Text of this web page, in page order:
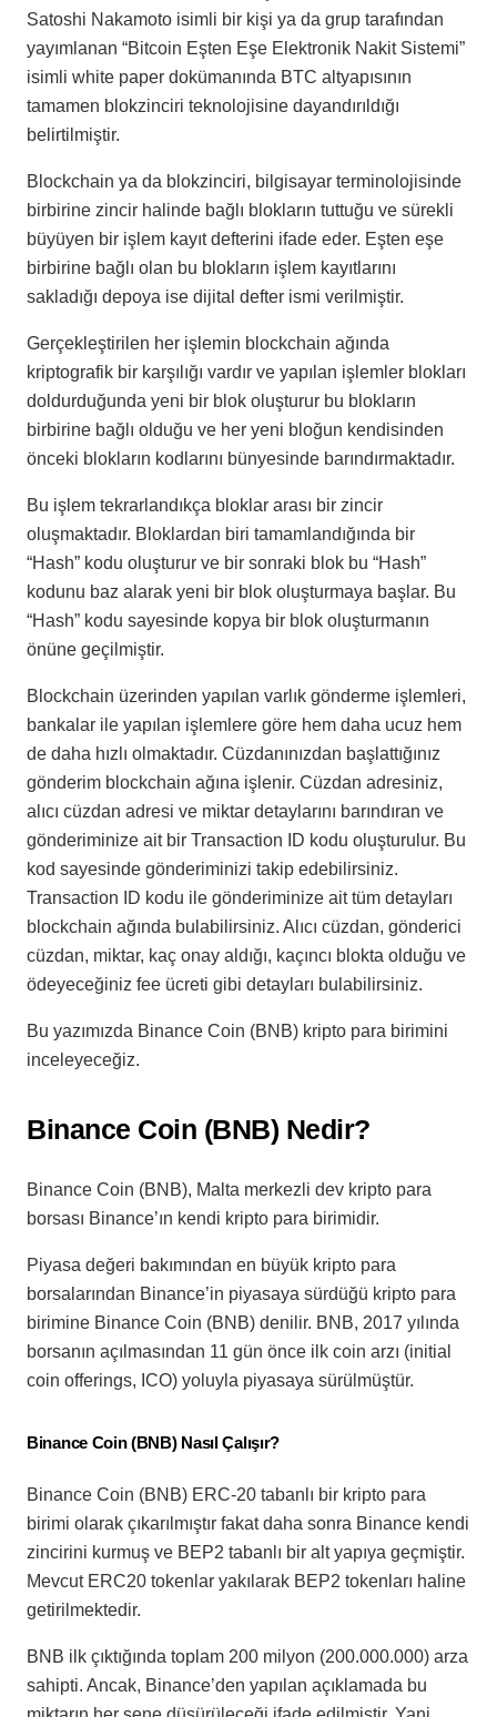
Satoshi Nakamoto isimli bir kişi ya da grup tarafından
yayımlanan “Bitcoin Eşten Eşe Elektronik Nakit Sistemi”
isimli white paper dokümanında BTC altyapısının
tamamen blokzinciri teknolojisine dayandırıldığı
belirtilmiştir.
Blockchain ya da blokzinciri, bilgisayar terminolojisinde
birbirine zincir halinde bağlı blokların tuttuğu ve sürekli
büyüyen bir işlem kayıt defterini ifade eder. Eşten eşe
birbirine bağlı olan bu blokların işlem kayıtlarını
sakladığı depoya ise dijital defter ismi verilmiştir.
Gerçekleştirilen her işlemin blockchain ağında
kriptografik bir karşılığı vardır ve yapılan işlemler blokları
doldurduğunda yeni bir blok oluşturur bu blokların
birbirine bağlı olduğu ve her yeni bloğun kendisinden
önceki blokların kodlarını bünyesinde barındırmaktadır.
Bu işlem tekrarlandıkça bloklar arası bir zincir
oluşmaktadır. Bloklardan biri tamamlandığında bir
“Hash” kodu oluşturur ve bir sonraki blok bu “Hash”
kodunu baz alarak yeni bir blok oluşturmaya başlar. Bu
“Hash” kodu sayesinde kopya bir blok oluşturmanın
önüne geçilmiştir.
Blockchain üzerinden yapılan varlık gönderme işlemleri,
bankalar ile yapılan işlemlere göre hem daha ucuz hem
de daha hızlı olmaktadır. Cüzdanınızdan başlattığınız
gönderim blockchain ağına işlenir. Cüzdan adresiniz,
alıcı cüzdan adresi ve miktar detaylarını barındıran ve
gönderiminize ait bir Transaction ID kodu oluşturulur. Bu
kod sayesinde gönderiminizi takip edebilirsiniz.
Transaction ID kodu ile gönderiminize ait tüm detayları
blockchain ağında bulabilirsiniz. Alıcı cüzdan, gönderici
cüzdan, miktar, kaç onay aldığı, kaçıncı blokta olduğu ve
ödeyeceğiniz fee ücreti gibi detayları bulabilirsiniz.
Bu yazımızda Binance Coin (BNB) kripto para birimini
inceleyeceğiz.
Binance Coin (BNB) Nedir?
Binance Coin (BNB), Malta merkezli dev kripto para
borsası Binance’ın kendi kripto para birimidir.
Piyasa değeri bakımından en büyük kripto para
borsalarından Binance’in piyasaya sürdüğü kripto para
birimine Binance Coin (BNB) denilir. BNB, 2017 yılında
borsanın açılmasından 11 gün önce ilk coin arzı (initial
coin offerings, ICO) yoluyla piyasaya sürülmüştür.
Binance Coin (BNB) Nasıl Çalışır?
Binance Coin (BNB) ERC-20 tabanlı bir kripto para
birimi olarak çıkarılmıştır fakat daha sonra Binance kendi
zincirini kurmuş ve BEP2 tabanlı bir alt yapıya geçmiştir.
Mevcut ERC20 tokenlar yakılarak BEP2 tokenları haline
getirilmektedir.
BNB ilk çıktığında toplam 200 milyon (200.000.000) arza
sahipti. Ancak, Binance’den yapılan açıklamada bu